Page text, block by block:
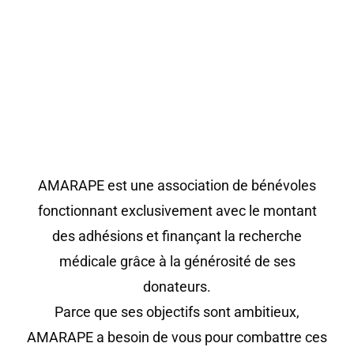
AMARAPE est une association de bénévoles
fonctionnant exclusivement avec le montant
des adhésions et finançant la recherche
médicale grâce à la générosité de ses
donateurs.
Parce que ses objectifs sont ambitieux,
AMARAPE a besoin de vous pour combattre ces